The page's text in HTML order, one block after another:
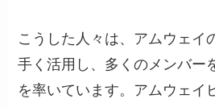
こうした人々は、アムウェイ
手く活用し、多くのメンバー
を率いています。アムウェイ